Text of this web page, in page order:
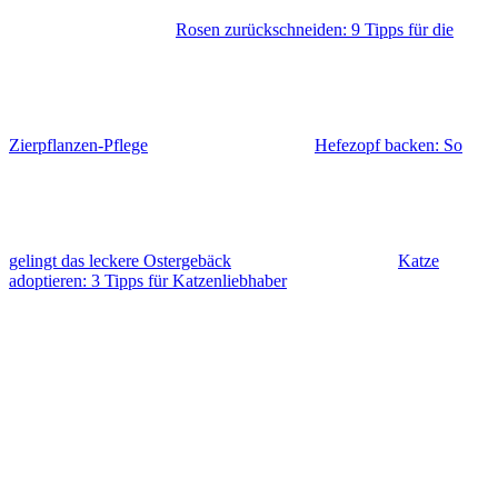
Rosen zurückschneiden: 9 Tipps für die
Zierpflanzen-Pflege Hefezopf backen: So
gelingt das leckere Ostergebäck
Katze
adoptieren: 3 Tipps für Katzenliebhaber